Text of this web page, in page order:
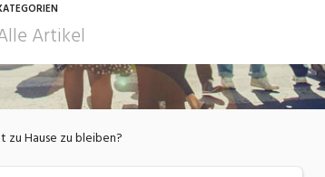
Bewerbung / Rekrutierung
zu Hause zu bleiben?